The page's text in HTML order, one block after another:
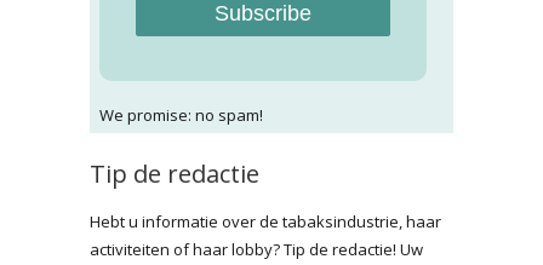
Subscribe
We promise: no spam!
Tip de redactie
Hebt u informatie over de tabaksindustrie, haar
activiteiten of haar lobby? Tip de redactie! Uw